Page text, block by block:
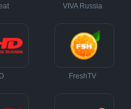
VIVA Russia
FreshTV